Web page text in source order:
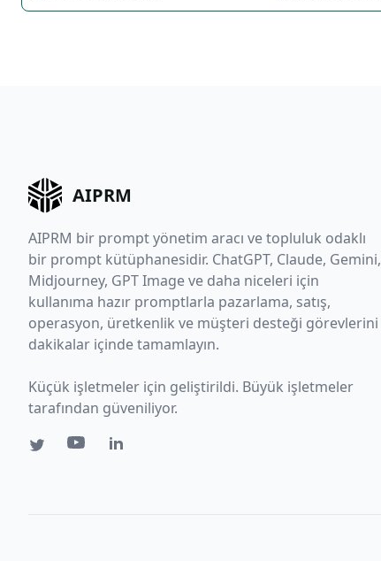
AIPRM
AIPRM bir prompt yönetim aracı ve topluluk odaklı
bir prompt kütüphanesidir. ChatGPT, Claude, Gemini,
Midjourney, GPT Image ve daha niceleri için
kullanıma hazır promptlarla pazarlama, satış,
operasyon, üretkenlik ve müşteri desteği görevlerini
dakikalar içinde tamamlayın.
Küçük işletmeler için geliştirildi. Büyük işletmeler
tarafından güveniliyor.